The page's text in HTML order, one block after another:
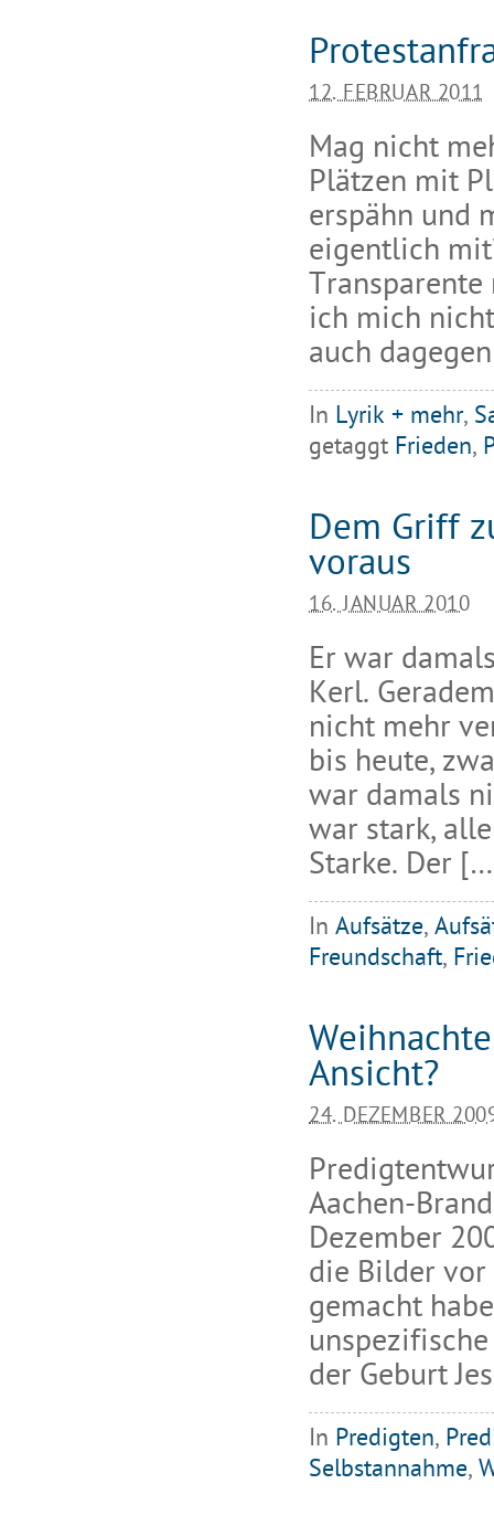
12. FEBRUAR 2011
Mag nicht
Plätzen mit
erspähn und
eigentlich
ich mich
auch
In Lyrik + mehr,
getaggt Frieden,
Dem Griff
voraus
16. JANUAR 2010
Er war
Kerl.
nicht mehr
bis heute,
war damals
war stark,
Starke. Der
In Aufsätze,
Freundschaft,
Ansicht?
24. DEZEMBER
Aachen-
Dezember
die Bilder vor
gemacht
der Geburt
In Predigten,
Selbstannahme,